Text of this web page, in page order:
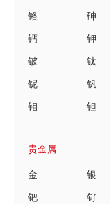
铬
砷
钙
钾
铍
钛
铌
钒
钼
钽
贵金属
金
银
钯
钌